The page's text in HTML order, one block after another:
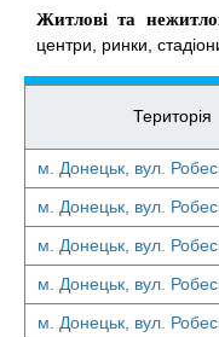
Житлові та
центри, ринки,
Територія
м. Донецьк, вул.
м. Донецьк, вул.
м. Донецьк, вул.
м. Донецьк, вул.
м. Донецьк, вул.